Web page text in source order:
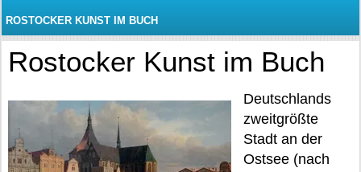
ROSTOCKER KUNST IM BUCH
Rostocker Kunst im Buch
Deutschlands
zweitgrößte
Stadt an der
Ostsee (nach